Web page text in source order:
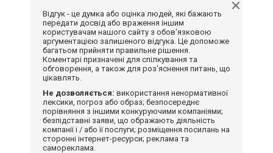
Відгук - це думка або оцінка людей, які бажають
передати досвід або враження іншим
користувачам нашого сайту з обов'язковою
аргументацією залишеного відгука. Це допоможе
багатьом прийняти правильне рішення.
Коментарі призначені для спілкування та
обговорення, а також для роз'яснення питань, що
цікавлять.
Не дозволяється: використання ненормативної
лексики, погроз або образ; безпосереднє
порівняння з іншими конкуруючими компаніями;
безпідставні заяви, що ображають діяльність
компанії і / або її послуги; розміщення посилань на
сторонні інтернет-ресурси; реклама та
самореклама.